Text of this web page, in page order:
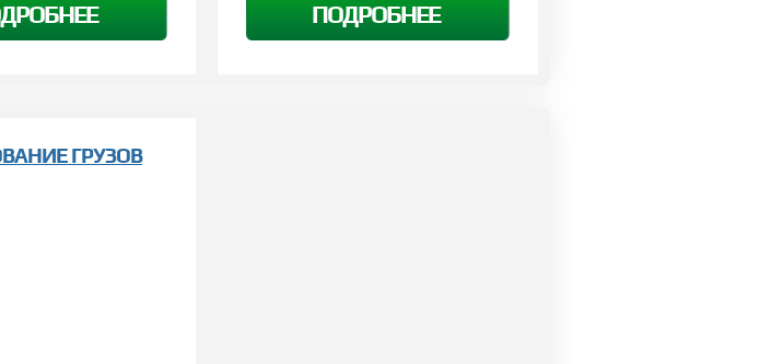
ПОДРОБНЕЕ
ГРУЗОВ